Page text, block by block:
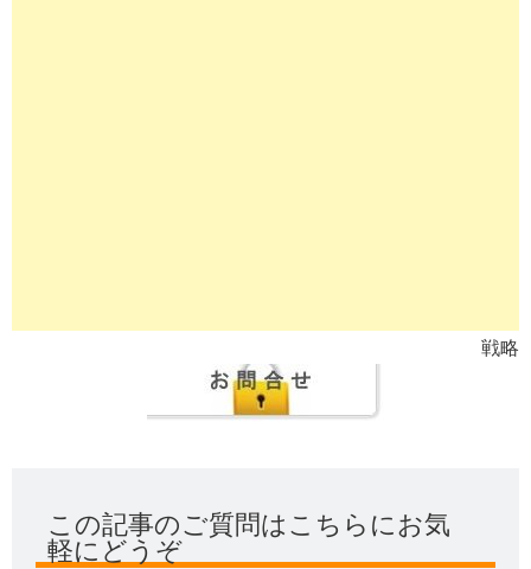
戦略
この記事のご質問はこちらにお気
軽にどうぞ